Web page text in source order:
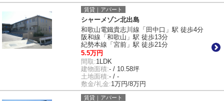
賃貸｜アパート
シャーメゾン北出島
和歌山電鐵貴志川線「田中口」駅 徒歩4分
阪和線「和歌山」駅 徒歩13分
紀勢本線「宮前」駅 徒歩21分
5.5万円
間取:1LDK
建物面積:- / 10.58坪
土地面積:- / -
敷金/礼金:1万円/8万円
賃貸｜アパート